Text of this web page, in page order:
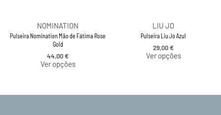
NOMINATION
Pulseira Nomination Mão de Fátima Rose
Gold
44,00€
Ver opções
LIU JO
Pulseira Liu Jo Azul
29,00€
Ver opções